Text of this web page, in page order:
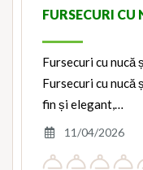
FURSECURI
Fursecuri cu nucă
Fursecuri cu nucă
fin și elegant,…
11/04/2026